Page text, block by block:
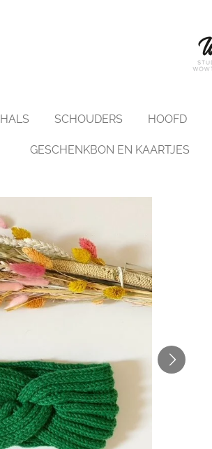
HALS SCHOUDERS HOOFD
GESCHENKBON EN KAARTJES